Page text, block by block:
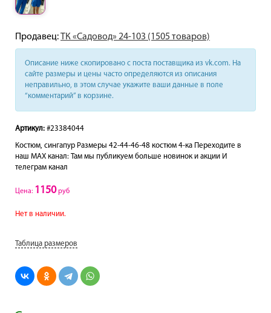
Продавец:ТК «Садовод» 24-103 (1505 товаров)
Описание ниже скопировано с поста поставщика из vk.com. На
сайте размеры и цены часто определяются из описания
неправильно, в этом случае укажите ваши данные в поле
“комментарий” в корзине.
Артикул: #23384044
Костюм, сингапур Размеры 42-44-46-48 костюм 4-ка Переходите в
наш МАХ канал: Там мы публикуем больше новинок и акции И
телеграм канал
Цена: 1150руб
Нет в наличии.
Таблица размеров